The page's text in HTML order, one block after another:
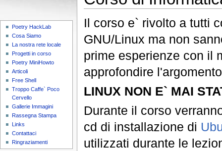
Il corso e` rivolto a tutti
GNU/Linux ma non
prime esperienze con il
approfondire
LINUX NON E` MAI
Durante il corso
cd di installazione di
utilizzati durante le
Poetry HackLab
Cosa Siamo
La nostra rete locale
Progetti in corso
Poetry MiniHowto
Articoli
Free Shell
Troppo Caffe` Poco
Cervello
Gallerie Immagini
Rassegna Stampa
Links
Contattaci
Ringraziamenti